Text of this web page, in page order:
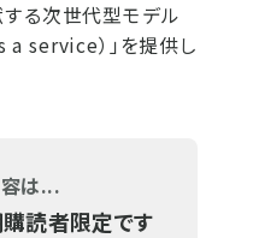
る次世代型モデル
service）」を提供し
は...
購読者限定です